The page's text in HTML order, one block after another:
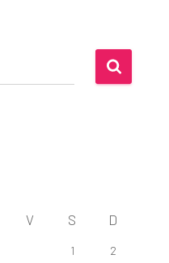
V S D
1 2